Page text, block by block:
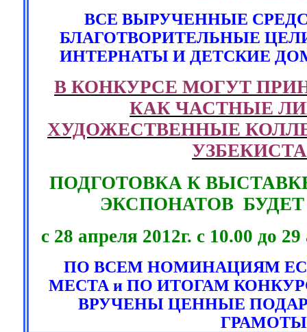
ВСЕ ВЫРУЧЕННЫЕ
БЛАГОТВОРИТЕЛЬНЫЕ
ИНТЕРНАТЫ И ДЕТСКИЕ
В КОНКУРСЕ МОГУТ
КАК ЧАСТНЫЕ
ХУДОЖЕСТВЕННЫЕ
ПОДГОТОВКА К
ЭКСПОНАТОВ БУДЕТ
с 28 апреля 2012г. с 10.00 до
ПО ВСЕМ НОМИНАЦИЯМ
МЕСТА и ПО ИТОГАМ
ВРУЧЕНЫ ЦЕННЫЕ